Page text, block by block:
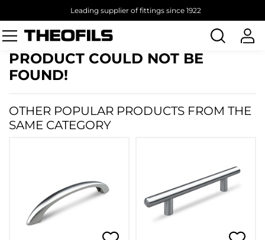
Leading supplier of fittings since 1922
Search
products
PRODUCT COULD NOT BE
FOUND!
OTHER POPULAR PRODUCTS FROM THE
SAME CATEGORY